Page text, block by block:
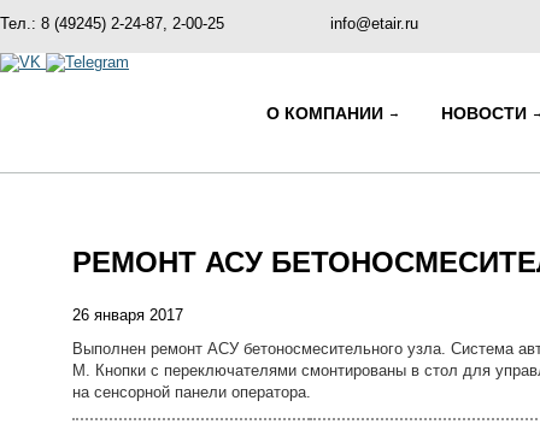
Тел.: 8 (49245) 2-24-87, 2-00-25 info@etair.ru
О КОМПАНИИ НОВОСТИ
РЕМОНТ АСУ
26 января 2017
Выполнен ремонт АСУ бетоносмесительного узла. Система
М. Кнопки с переключателями смонтированы в стол для
на сенсорной панели оператора.